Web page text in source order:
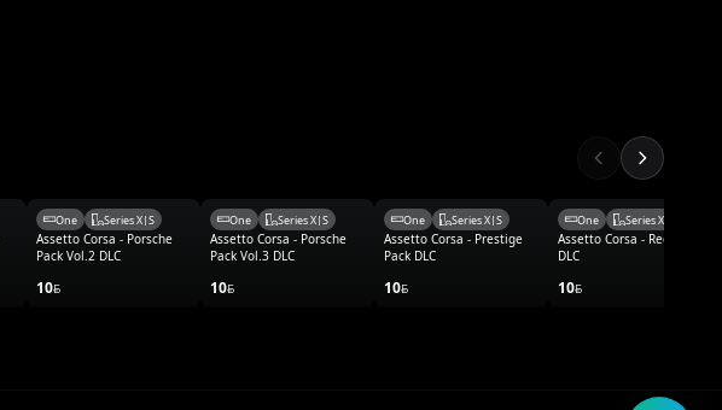
One Series X|S
Assetto Corsa - Porsche
Pack Vol.2 DLC
10
One Series X|S
Assetto Corsa - Porsche
Pack Vol.3 DLC
10
One Series X|S
Assetto Corsa - Prestige
Pack DLC
10
One Series X|S
Assetto Corsa - Red Pack
DLC
10